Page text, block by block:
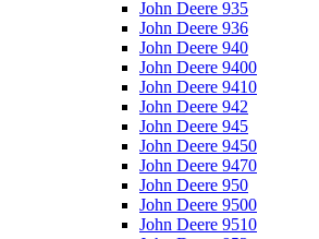
John Deere 935
John Deere 936
John Deere 940
John Deere 9400
John Deere 9410
John Deere 942
John Deere 945
John Deere 9450
John Deere 9470
John Deere 950
John Deere 9500
John Deere 9510